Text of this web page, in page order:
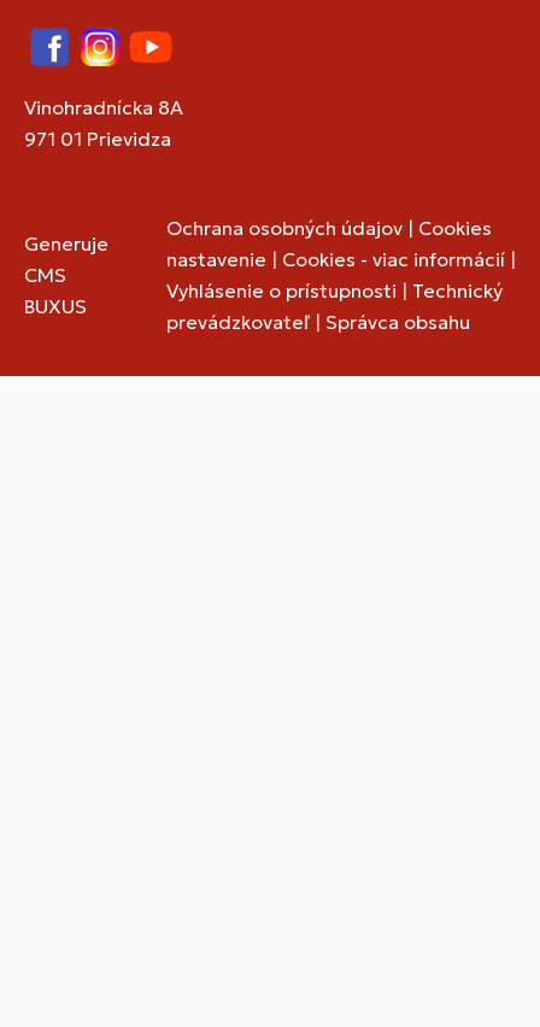
FacebookInstagram
YouTube
Vinohradnícka 8A
971 01 Prievidza
Generuje
CMS
BUXUS
Ochrana osobných údajov | Cookies
nastavenie | Cookies - viac informácií |
Vyhlásenie o prístupnosti | Technický
prevádzkovateľ | Správca obsahu